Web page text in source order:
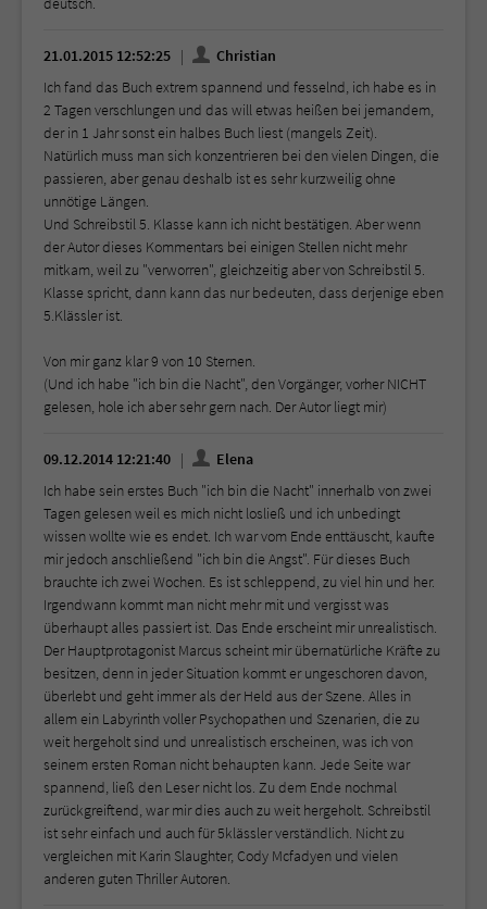
21.01.2015 12:52:25
Christian
Ich fand das Buch extrem spannend und fesselnd, ich habe es in
2 Tagen verschlungen und das will etwas heißen bei jemandem,
der in 1 Jahr sonst ein halbes Buch liest (mangels Zeit).
Natürlich muss man sich konzentrieren bei den vielen Dingen, die
passieren, aber genau deshalb ist es sehr kurzweilig ohne
unnötige Längen.
Und Schreibstil 5. Klasse kann ich nicht bestätigen. Aber wenn
der Autor dieses Kommentars bei einigen Stellen nicht mehr
mitkam, weil zu "verworren", gleichzeitig aber von Schreibstil 5.
Klasse spricht, dann kann das nur bedeuten, dass derjenige eben
5.Klässler ist.
Von mir ganz klar 9 von 10 Sternen.
(Und ich habe "ich bin die Nacht", den Vorgänger, vorher NICHT
gelesen, hole ich aber sehr gern nach. Der Autor liegt mir)
09.12.2014 12:21:40
Elena
Ich habe sein erstes Buch "ich bin die Nacht" innerhalb von zwei
Tagen gelesen weil es mich nicht losließ und ich unbedingt
wissen wollte wie es endet. Ich war vom Ende enttäuscht, kaufte
mir jedoch anschließend "ich bin die Angst". Für dieses Buch
brauchte ich zwei Wochen. Es ist schleppend, zu viel hin und her.
Irgendwann kommt man nicht mehr mit und vergisst was
überhaupt alles passiert ist. Das Ende erscheint mir unrealistisch.
Der Hauptprotagonist Marcus scheint mir übernatürliche Kräfte zu
besitzen, denn in jeder Situation kommt er ungeschoren davon,
überlebt und geht immer als der Held aus der Szene. Alles in
allem ein Labyrinth voller Psychopathen und Szenarien, die zu
weit hergeholt sind und unrealistisch erscheinen, was ich von
seinem ersten Roman nicht behaupten kann. Jede Seite war
spannend, ließ den Leser nicht los. Zu dem Ende nochmal
zurückgreiftend, war mir dies auch zu weit hergeholt. Schreibstil
ist sehr einfach und auch für 5klässler verständlich. Nicht zu
vergleichen mit Karin Slaughter, Cody Mcfadyen und vielen
anderen guten Thriller Autoren.